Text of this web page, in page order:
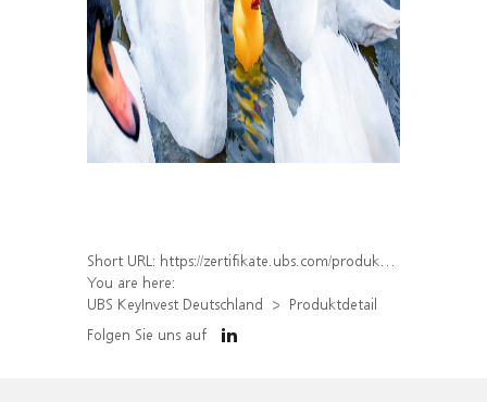
Short URL: https://zertifikate.ubs.com/produkt/detail/index/isin/DE000UH5H3X1
You are here:
UBS KeyInvest Deutschland
Produktdetail
Folgen Sie uns auf